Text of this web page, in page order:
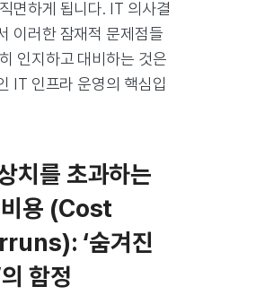
면하게 됩니다. IT 의사결
이러한 잠재적 문제점들
인지하고 대비하는 것은
IT 인프라 운영의 핵심입
치를 초과하는
용 (Cost
‘숨겨진
함정